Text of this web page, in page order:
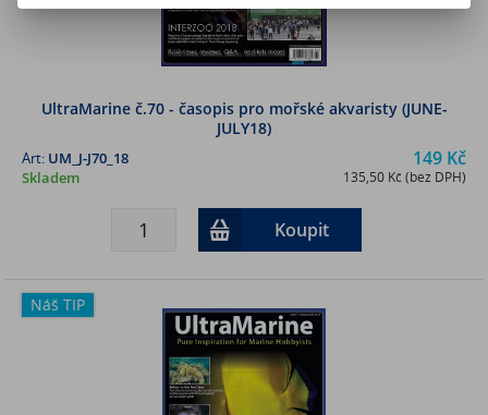
UltraMarine č.70 - časopis pro mořské akvaristy (JUNE-
JULY18)
149 Kč
135,50 Kč (bez DPH)
Art: UM_J-J70_18
Skladem
Koupit
Náš TIP